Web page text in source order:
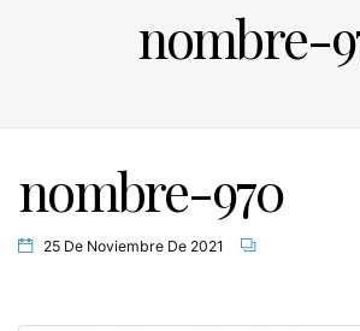
nombre-
nombre-970
25 De Noviembre De 2021